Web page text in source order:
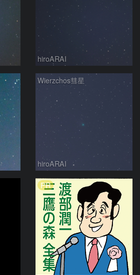
hiroARAI
Wierzchos彗星
hiroARAI
PR